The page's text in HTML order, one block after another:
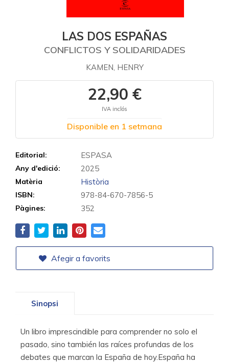
LAS DOS ESPAÑAS
CONFLICTOS Y SOLIDARIDADES
KAMEN, HENRY
22,90 €
IVA inclós
Disponible en 1 setmana
Editorial: ESPASA
Any d'edició: 2025
Matèria Història
ISBN: 978-84-670-7856-5
Pàgines: 352
Afegir a favorits
Sinopsi
Un libro imprescindible para comprender no solo el
pasado, sino también las raíces profundas de los
debates que marcan la España de hoy.España ha